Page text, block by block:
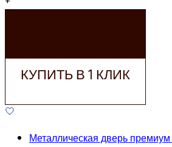
КУПИТЬ В 1 КЛИК
Металлическая дверь